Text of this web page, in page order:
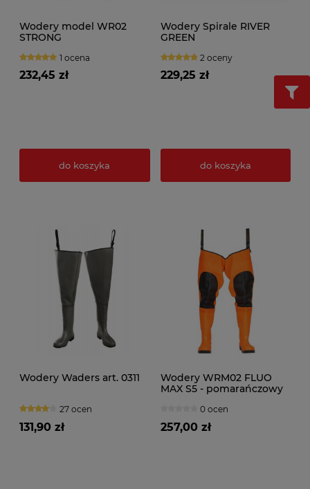
Wodery model WR02
STRONG
1 ocena
232,45 zł
do koszyka
Wodery Spirale RIVER
GREEN
2 oceny
229,25 zł
do koszyka
Wodery Waders art. 0311
27 ocen
131,90 zł
Wodery WRM02 FLUO
MAX S5 - pomarańczowy
0 ocen
257,00 zł